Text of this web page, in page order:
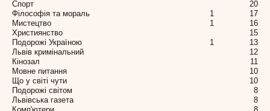
Спорт
20
Філософія та мораль
1
17
Мистецтво
1
16
Християнство
15
Подорожі Україною
1
13
Львів кримінальний
12
Кінозал
11
Мовне питання
10
Що у світі чути
10
Подорожі світом
8
Львівська газета
8